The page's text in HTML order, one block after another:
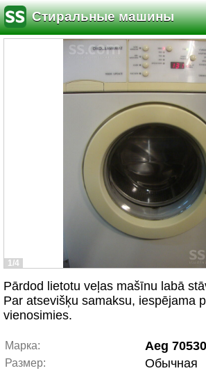
Стиральные машины
1/4
Pārdod lietotu veļas mašīnu labā
Par atsevišķu samaksu, iespējama
vienosimies.
Марка: Aeg 70530
Размер: Обычная